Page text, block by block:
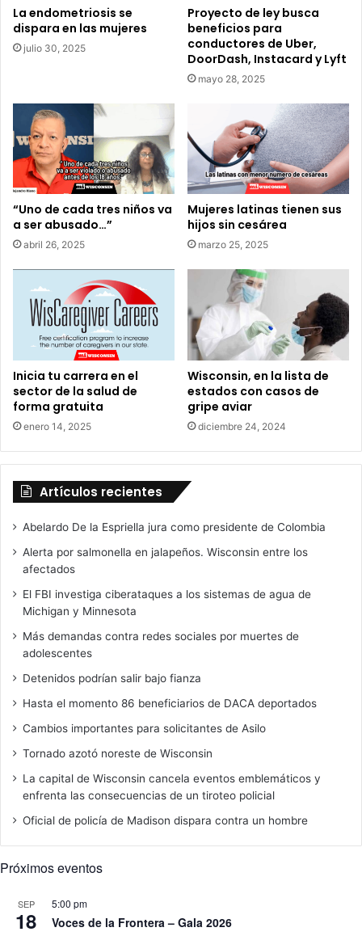
g
r
a
u
b
i
d
i
o
d
a
d
a
n
í
a
e
t
e
a
i
á
n
a
b
i
r
a
o
m
La endometriosis se
dispara en las mujeres
julio 30, 2025
Proyecto de ley busca
beneficios para
conductores de Uber,
DoorDash, Instacard y Lyft
mayo 28, 2025
“Uno de cada tres niños va
a ser abusado…”
abril 26, 2025
Mujeres latinas tienen sus
hijos sin cesárea
marzo 25, 2025
Inicia tu carrera en el
sector de la salud de
forma gratuita
enero 14, 2025
Wisconsin, en la lista de
estados con casos de
gripe aviar
diciembre 24, 2024
Artículos recientes
Abelardo De la Espriella jura como presidente de Colombia
Alerta por salmonella en jalapeños. Wisconsin entre los
afectados
El FBI investiga ciberataques a los sistemas de agua de
Michigan y Minnesota
Más demandas contra redes sociales por muertes de
adolescentes
Detenidos podrían salir bajo fianza
Hasta el momento 86 beneficiarios de DACA deportados
Cambios importantes para solicitantes de Asilo
Tornado azotó noreste de Wisconsin
La capital de Wisconsin cancela eventos emblemáticos y
enfrenta las consecuencias de un tiroteo policial
Oficial de policía de Madison dispara contra un hombre
Próximos eventos
SEP
18
5:00 pm
Voces de la Frontera – Gala 2026